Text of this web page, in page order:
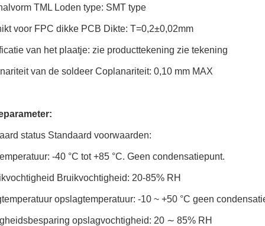
TML Loden type: SMT type
voor FPC dikke PCB Dikte: T=0,2±0,02mm
van het plaatje: zie producttekening zie tekening
van de soldeer Coplanariteit: 0,10 mm MAX
status Standaard voorwaarden:
-40 °C tot +85 °C. Geen condensatiepunt.
Bruikvochtigheid: 20-85% RH
opslagtemperatuur: -10 ~ +50 °C geen
opslagvochtigheid: 20 ∼ 85% RH